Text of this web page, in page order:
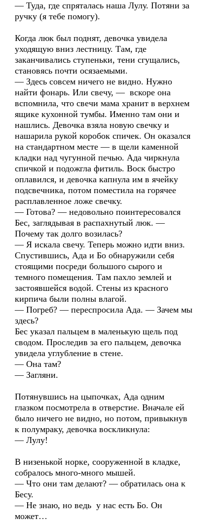
— Туда, где спряталась наша Лулу. Потяни за
ручку (я тебе помогу).
Когда люк был поднят, девочка увидела
уходящую вниз лестницу. Там, где
заканчивались ступеньки, тени сгущались,
становясь почти осязаемыми.
— Здесь совсем ничего не видно. Нужно
найти фонарь. Или свечу, — вскоре она
вспомнила, что свечи мама хранит в верхнем
ящике кухонной тумбы. Именно там они и
нашлись. Девочка взяла новую свечку и
нашарила рукой коробок спичек. Он оказался
на стандартном месте — в щели каменной
кладки над чугунной печью. Ада чиркнула
спичкой и подожгла фитиль. Воск быстро
оплавился, и девочка капнула им в ячейку
подсвечника, потом поместила на горячее
расплавленное ложе свечку.
— Готова? — недовольно поинтересовался
Бес, заглядывая в распахнутый люк. —
Почему так долго возилась?
— Я искала свечу. Теперь можно идти вниз.
Спустившись, Ада и Бо обнаружили себя
стоящими посреди большого сырого и
темного помещения. Там пахло землей и
застоявшейся водой. Стены из красного
кирпича были полны влагой.
— Погреб? — переспросила Ада. — Зачем мы
здесь?
Бес указал пальцем в маленькую щель под
сводом. Проследив за его пальцем, девочка
увидела углубление в стене.
— Она там?
— Загляни.
Потянувшись на цыпочках, Ада одним
глазком посмотрела в отверстие. Вначале ей
было ничего не видно, но потом, привыкнув
к полумраку, девочка воскликнула:
— Лулу!
В низенькой норке, сооруженной в кладке,
собралось много-много мышей.
— Что они там делают? — обратилась она к
Бесу.
— Не знаю, но ведь у нас есть Бо. Он
может…